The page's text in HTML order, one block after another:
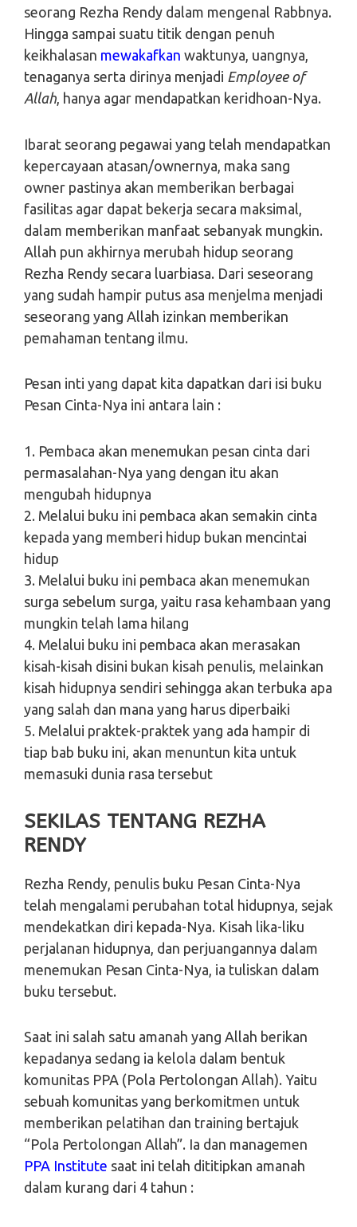
seorang Rezha Rendy dalam mengenal Rabbnya.
Hingga sampai suatu titik dengan penuh
keikhalasan mewakafkan waktunya, uangnya,
tenaganya serta dirinya menjadi Employee of
Allah, hanya agar mendapatkan keridhoan-Nya.
Ibarat seorang pegawai yang telah mendapatkan
kepercayaan atasan/ownernya, maka sang
owner pastinya akan memberikan berbagai
fasilitas agar dapat bekerja secara maksimal,
dalam memberikan manfaat sebanyak mungkin.
Allah pun akhirnya merubah hidup seorang
Rezha Rendy secara luarbiasa. Dari seseorang
yang sudah hampir putus asa menjelma menjadi
seseorang yang Allah izinkan memberikan
pemahaman tentang ilmu.
Pesan inti yang dapat kita dapatkan dari isi buku
Pesan Cinta-Nya ini antara lain :
1. Pembaca akan menemukan pesan cinta dari
permasalahan-Nya yang dengan itu akan
mengubah hidupnya
2. Melalui buku ini pembaca akan semakin cinta
kepada yang memberi hidup bukan mencintai
hidup
3. Melalui buku ini pembaca akan menemukan
surga sebelum surga, yaitu rasa kehambaan yang
mungkin telah lama hilang
4. Melalui buku ini pembaca akan merasakan
kisah-kisah disini bukan kisah penulis, melainkan
kisah hidupnya sendiri sehingga akan terbuka apa
yang salah dan mana yang harus diperbaiki
5. Melalui praktek-praktek yang ada hampir di
tiap bab buku ini, akan menuntun kita untuk
memasuki dunia rasa tersebut
SEKILAS TENTANG REZHA
RENDY
Rezha Rendy, penulis buku Pesan Cinta-Nya
telah mengalami perubahan total hidupnya, sejak
mendekatkan diri kepada-Nya. Kisah lika-liku
perjalanan hidupnya, dan perjuangannya dalam
menemukan Pesan Cinta-Nya, ia tuliskan dalam
buku tersebut.
Saat ini salah satu amanah yang Allah berikan
kepadanya sedang ia kelola dalam bentuk
komunitas PPA (Pola Pertolongan Allah). Yaitu
sebuah komunitas yang berkomitmen untuk
memberikan pelatihan dan training bertajuk
“Pola Pertolongan Allah”. Ia dan managemen
PPA Institute saat ini telah dititipkan amanah
dalam kurang dari 4 tahun :